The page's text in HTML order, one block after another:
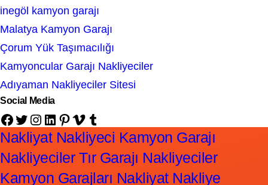
inegöl kamyon garajı
Malatya Kamyon Garajı
Çorum Yük Taşımacılığı
Kamyoncular Garajı Nakliyeciler
Adıyaman Nakliyeciler Sitesi
Social Media
Facebook Twitter Instagram LinkedIn Pinterest Vimeo Tumblr
Nakliyat Nakliyeci Kamyon Garajı
Nakliyeciler Tır Garajı Nakliyeciler
Kamyon Garajları Nakliyat Nakliye